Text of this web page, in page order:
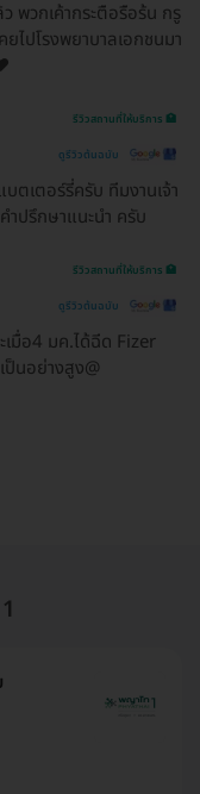
พวกเค้ากระตือรือร้น กรู
ยไปโรงพยาบาลเอกชนมา
รีวิวสถานที่ให้บริการ 🏥
ดูรีวิวต้นฉบับ
ตเตอร์รี่ครับ ทีมงานเจ้า
ำปรึกษาแนะนำ ครับ
รีวิวสถานที่ให้บริการ 🏥
ดูรีวิวต้นฉบับ
มื่อ4 มค.ได้ฉีด Fizer
นอย่างสูง@